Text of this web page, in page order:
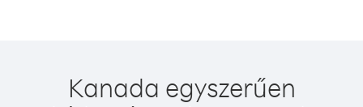
Kanada egyszerűen